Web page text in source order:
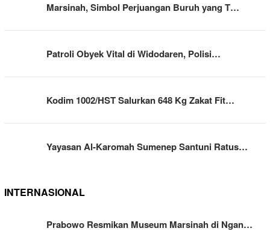
Marsinah, Simbol Perjuangan Buruh yang T…
Patroli Obyek Vital di Widodaren, Polisi…
Kodim 1002/HST Salurkan 648 Kg Zakat Fit…
Yayasan Al-Karomah Sumenep Santuni Ratus…
INTERNASIONAL
Prabowo Resmikan Museum Marsinah di Ngan…